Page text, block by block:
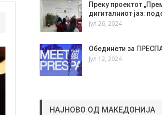
Преку проектот
дигиталниот јаз:
Јул 26, 2024
Обединети за
Јул 12, 2024
НАЈНОВО ОД МАКЕДОНИЈА